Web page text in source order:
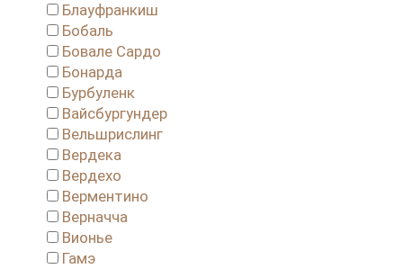
Блауфранкиш
Бобаль
Бовале Сардо
Бонарда
Бурбуленк
Вайсбургундер
Вельшрислинг
Вердека
Вердехо
Верментино
Верначча
Вионье
Гамэ